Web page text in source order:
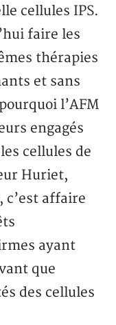
cellules IPS.
faire les
thérapies
et sans
l’AFM
engagés
cellules de
Huriet,
c’est affaire
ayant
que
des cellules